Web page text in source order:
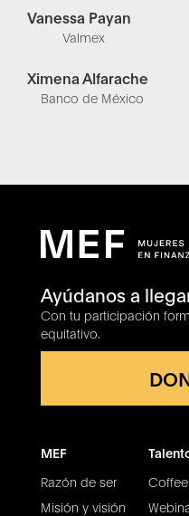
Vanessa Payan
Valmex
Ximena Alfarache
Banco de México
Ayúdanos a
Con tu participación
equitativo.
MEF
Razón de ser
Misión y visión